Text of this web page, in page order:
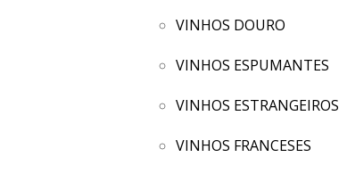
VINHOS DOURO
VINHOS ESPUMANTES
VINHOS ESTRANGEIROS
VINHOS FRANCESES